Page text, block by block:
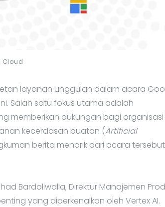
Cloud
layanan unggulan dalam acara
Salah satu fokus utama adalah
memberikan dukungan bagi organisasi
kecerdasan buatan (Artificial
berita menarik dari acara
Bardoliwalla, Direktur Manajemen
yang diperkenalkan oleh Vertex AI.